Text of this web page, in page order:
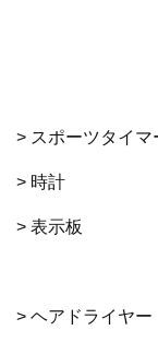
> スポーツタイマ
> 時計
> 表示板
> ヘアドライヤー